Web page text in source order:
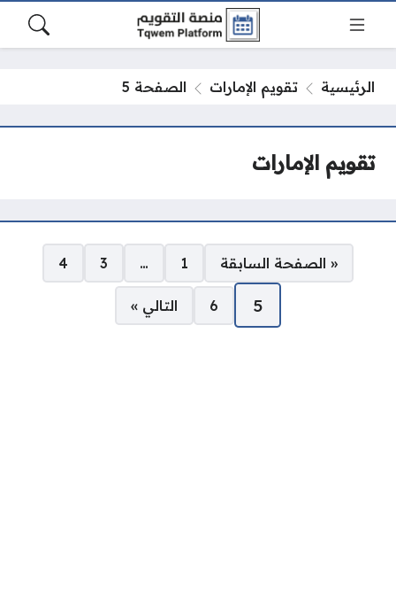
الرئيسية تقويم الإمارات الصفحة 5
تقويم الإمارات
صفحات:
« الصفحة السابقة 1
…
3
4
5
6 التالي »